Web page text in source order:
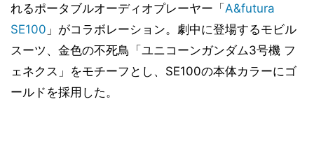
れるポータブルオーディオプレーヤー「A&futura
SE100 」がコラボレーション。劇中に登場するモビル
スーツ、金色の不死鳥「ユニコーンガンダム3号機 フ
ェネクス」をモチーフとし、SE100の本体カラーにゴ
ールドを採用した。